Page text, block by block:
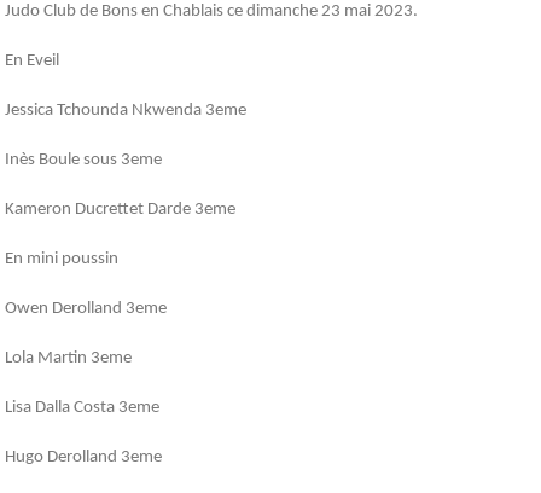
Judo Club de Bons en Chablais ce dimanche 23 mai 2023.
En Eveil
Jessica Tchounda Nkwenda 3eme
Inès Boule sous 3eme
Kameron Ducrettet Darde 3eme
En mini poussin
Owen Derolland 3eme
Lola Martin 3eme
Lisa Dalla Costa 3eme
Hugo Derolland 3eme